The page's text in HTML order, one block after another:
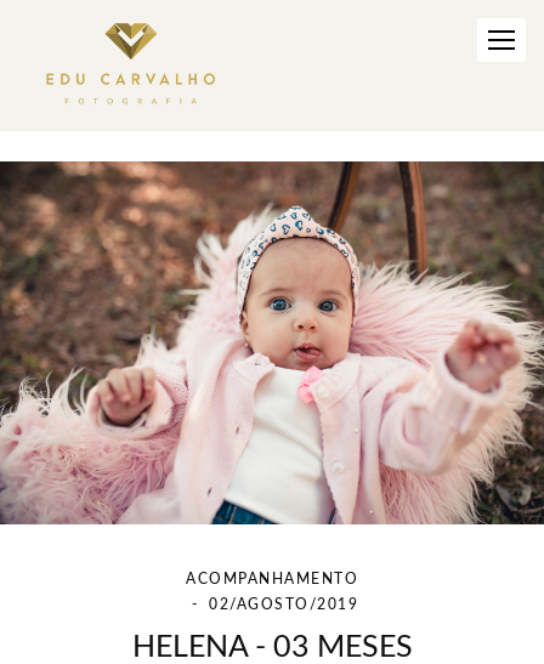
ACOMPANHAMENTO
02/AGOSTO/2019
HELENA - 03 MESES